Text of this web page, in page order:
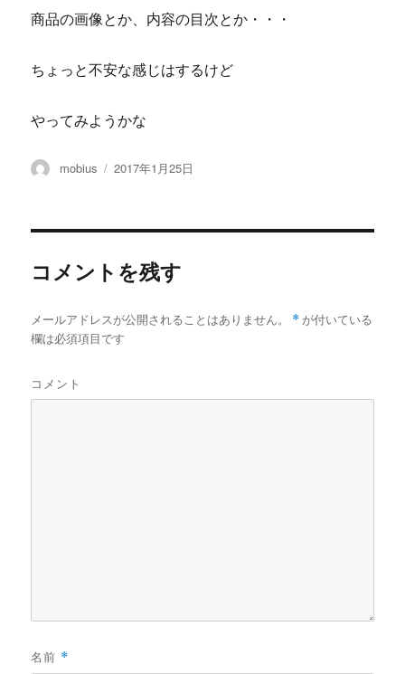
商品の画像とか、内容の目次とか・・・
ちょっと不安な感じはするけど
やってみようかな
投
mobius
投
2017年1月25日
コメントを残す
メールアドレスが公開されることはありません。 * が付いている
欄は必須項目です
コメント
名前 *